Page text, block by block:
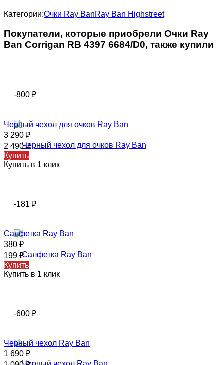
Категории:Очки Ray BanRay Ban Highstreet
Покупатели, которые приобрели Очки Ray
Ban Corrigan RB 4397 6684/D0, также купили
-800 ₽
Черный чехол для очков Ray Ban
3 290 ₽
2 490₽
Купить
Купить в 1 клик
-181 ₽
Салфетка Ray Ban
380 ₽
199 ₽
Купить
Купить в 1 клик
-600 ₽
Черный чехол Ray Ban
1 690 ₽